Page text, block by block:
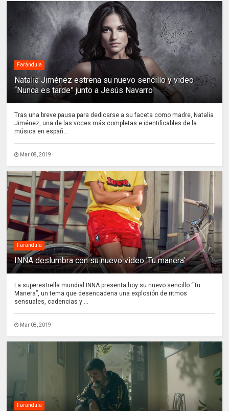
Farándula
Natalia Jiménez estrena su nuevo sencillo y video
“Nunca es tarde” junto a Jesús Navarro
Tras una breve pausa para dedicarse a su faceta como madre, Natalia
Jiménez, una de las voces más completas e identificables de la
música en españ...
Mar 08, 2019
Farándula
INNA deslumbra con su nuevo video 'Tu manera'
La superestrella mundial INNA presenta hoy su nuevo sencillo “Tu
Manera”, un tema que desencadena una explosión de ritmos
sensuales, cadencias y ...
Mar 08, 2019
Farándula